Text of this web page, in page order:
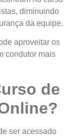
diminuindo
da equipe.
aproveitar os
condutor mais
de
ser acessado